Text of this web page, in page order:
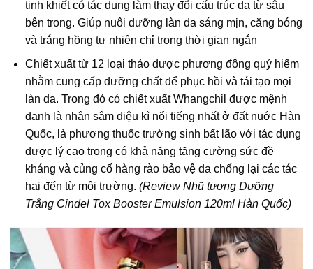
tinh khiết có tác dụng làm thay đổi cấu trúc da từ sâu
bên trong. Giúp nuôi dưỡng làn da sáng mịn, căng bóng
và trắng hồng tự nhiên chỉ trong thời gian ngắn
Chiết xuất từ 12 loại thảo dược phương đông quý hiếm
nhằm cung cấp dưỡng chất để phục hồi và tái tạo mọi
làn da. Trong đó có chiết xuất Whangchil được mệnh
danh là nhân sâm diệu kì nổi tiếng nhất ở đất nuớc Hàn
Quốc, là phương thuốc trường sinh bất lão với tác dụng
dược lý cao trong có khả năng tăng cường sức đề
kháng và củng cố hàng rào bảo vệ da chống lại các tác
hại đến từ môi trường. (Review Nhũ tương Dưỡng
Trắng Cindel Tox Booster Emulsion 120ml Hàn Quốc)